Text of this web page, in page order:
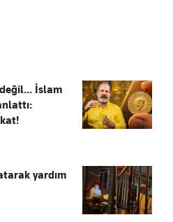
İslam
yardım